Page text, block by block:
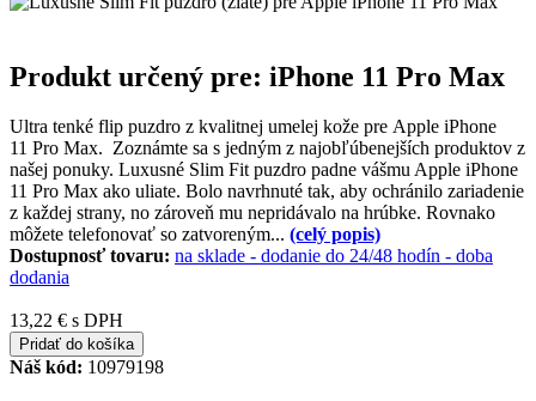
Produkt určený pre: iPhone 11 Pro Max
Ultra tenké flip puzdro z kvalitnej umelej kože pre Apple iPhone
11 Pro Max. Zoznámte sa s jedným z najobľúbenejších produktov z
našej ponuky. Luxusné Slim Fit puzdro padne vášmu Apple iPhone
11 Pro Max ako uliate. Bolo navrhnuté tak, aby ochránilo zariadenie
z každej strany, no zároveň mu nepridávalo na hrúbke. Rovnako
môžete telefonovať so zatvoreným... (celý popis)
Dostupnosť tovaru: na sklade - dodanie do 24/48 hodín - doba
dodania
13,22 € s DPH
Pridať do košíka
Náš kód: 10979198